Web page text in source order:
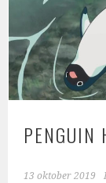
PENGUIN
13 oktober 2019